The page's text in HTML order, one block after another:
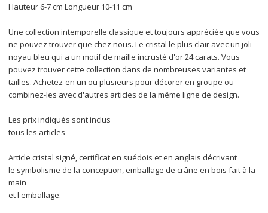
Hauteur 6-7 cm Longueur 10-11 cm
Une collection intemporelle classique et toujours appréciée que vous
ne pouvez trouver que chez nous. Le cristal le plus clair avec un joli
noyau bleu qui a un motif de maille incrusté d'or 24 carats. Vous
pouvez trouver cette collection dans de nombreuses variantes et
tailles. Achetez-en un ou plusieurs pour décorer en groupe ou
combinez-les avec d'autres articles de la même ligne de design.
Les prix indiqués sont inclus
tous les articles
Article cristal signé, certificat en suédois et en anglais décrivant
le symbolisme de la conception, emballage de crâne en bois fait à la
main
et l'emballage.